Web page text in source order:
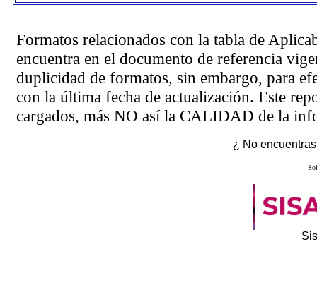
Formatos relacionados con la tabla de
encuentra en el documento de referencia
duplicidad de formatos, sin embargo, para
con la última fecha de actualización. Este
cargados, más NO así la CALIDAD de la
¿ No